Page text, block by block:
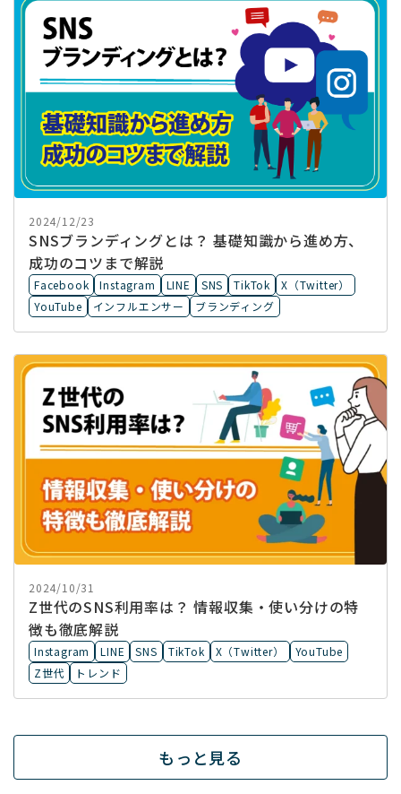
2024/12/23
SNSブランディングとは？ 基礎知識から進め方、
成功のコツまで解説
Facebook Instagram LINE SNS TikTok
X（Twitter）
YouTube
インフルエンサー ブランディング
2024/10/31
Z世代のSNS利用率は？ 情報収集・使い分けの特
徴も徹底解説
Instagram LINE SNS TikTok X（Twitter）
YouTube
Z世代
トレンド
もっと見る